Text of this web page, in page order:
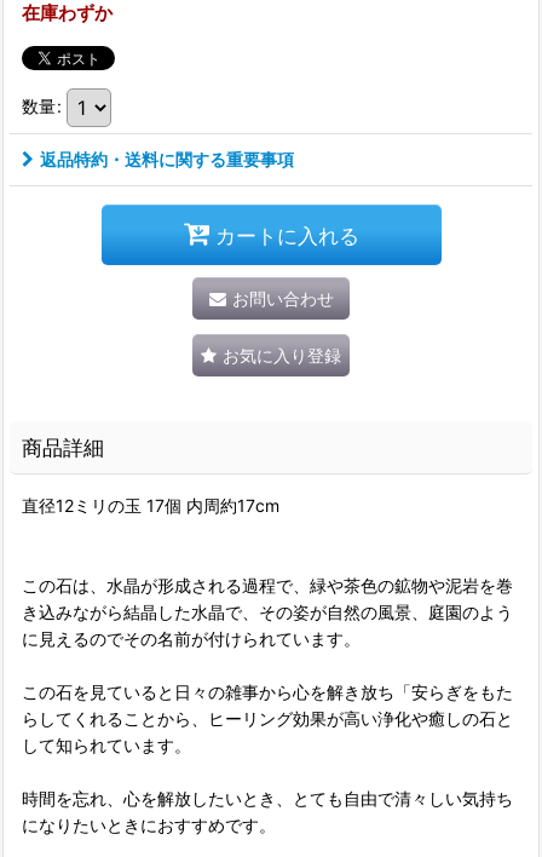
在庫わずか
数量:
返品特約・送料に関する重要事項
カートに入れる
お問い合わせ
お気に入り登録
商品詳細
直径12ミリの玉 17個 内周約17cm
この石は、水晶が形成される過程で、緑や茶色の鉱物や泥岩を巻
き込みながら結晶した水晶で、その姿が自然の風景、庭園のよう
に見えるのでその名前が付けられています。
この石を見ていると日々の雑事から心を解き放ち「安らぎをもた
らしてくれることから、ヒーリング効果が高い浄化や癒しの石と
して知られています。
時間を忘れ、心を解放したいとき、とても自由で清々しい気持ち
になりたいときにおすすめです。